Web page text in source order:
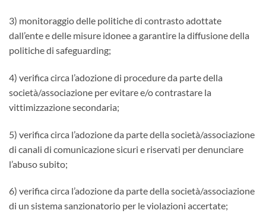
3) monitoraggio delle politiche di contrasto adottate
dall’ente e delle misure idonee a garantire la diffusione della
politiche di safeguarding;
4) verifica circa l’adozione di procedure da parte della
società/associazione per evitare e/o contrastare la
vittimizzazione secondaria;
5) verifica circa l’adozione da parte della società/associazione
di canali di comunicazione sicuri e riservati per denunciare
l’abuso subito;
6) verifica circa l’adozione da parte della società/associazione
di un sistema sanzionatorio per le violazioni accertate;